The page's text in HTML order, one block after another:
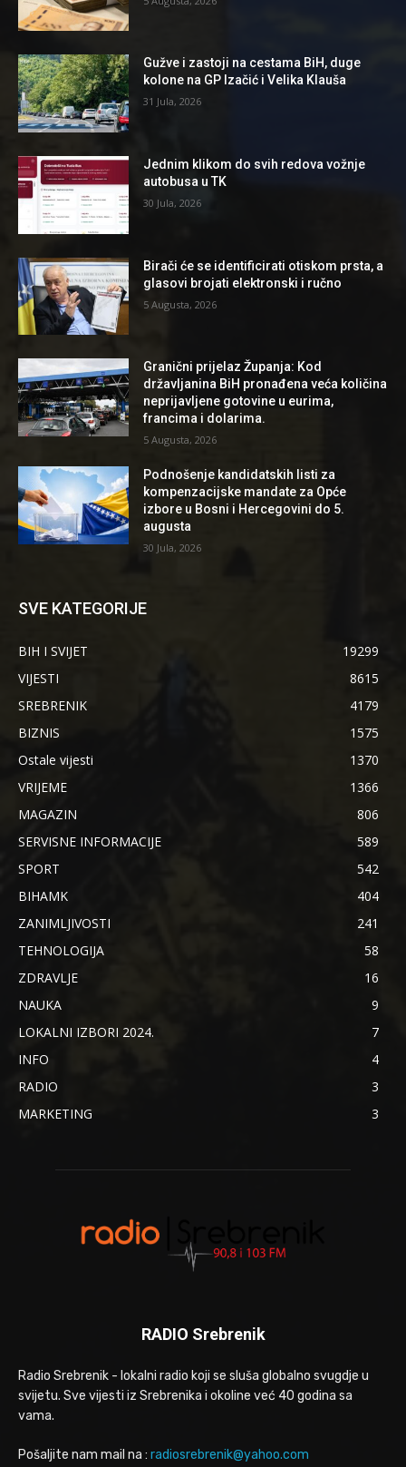
Gužve i zastoji na cestama BiH, duge
kolone na GP Izačić i Velika Klauša
31 Jula, 2026
Jednim klikom do svih redova vožnje
autobusa u TK
30 Jula, 2026
Birači će se identificirati otiskom prsta, a
glasovi brojati elektronski i ručno
5 Augusta, 2026
Granični prijelaz Županja: Kod
državljanina BiH pronađena veća količina
neprijavljene gotovine u eurima,
francima i dolarima.
5 Augusta, 2026
Podnošenje kandidatskih listi za
kompenzacijske mandate za Opće
izbore u Bosni i Hercegovini do 5.
augusta
30 Jula, 2026
SVE KATEGORIJE
BIH I SVIJET
19299
VIJESTI
8615
SREBRENIK
4179
BIZNIS
1575
Ostale vijesti
1370
VRIJEME
1366
MAGAZIN
806
SERVISNE INFORMACIJE
589
SPORT
542
BIHAMK
404
ZANIMLJIVOSTI
241
TEHNOLOGIJA
58
ZDRAVLJE
16
NAUKA
9
LOKALNI IZBORI 2024.
7
INFO
4
RADIO
3
MARKETING
3
RADIO Srebrenik
Radio Srebrenik - lokalni radio koji se sluša globalno svugdje u
svijetu. Sve vijesti iz Srebrenika i okoline već 40 godina sa
vama.
Pošaljite nam mail na : radiosrebrenik@yahoo.com